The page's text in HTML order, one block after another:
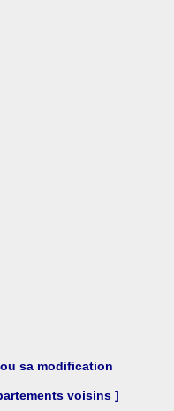
sa modification
voisins ]